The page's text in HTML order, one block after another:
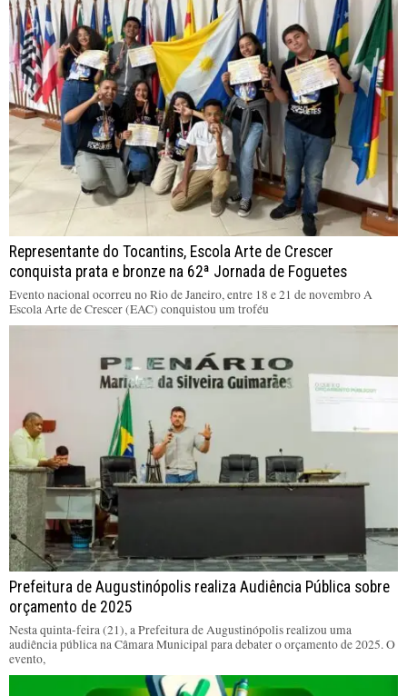
Representante do Tocantins, Escola Arte de Crescer
conquista prata e bronze na 62ª Jornada de Foguetes
Evento nacional ocorreu no Rio de Janeiro, entre 18 e 21 de novembro A
Escola Arte de Crescer (EAC) conquistou um troféu
Prefeitura de Augustinópolis realiza Audiência Pública sobre
orçamento de 2025
Nesta quinta-feira (21), a Prefeitura de Augustinópolis realizou uma
audiência pública na Câmara Municipal para debater o orçamento de 2025. O
evento,